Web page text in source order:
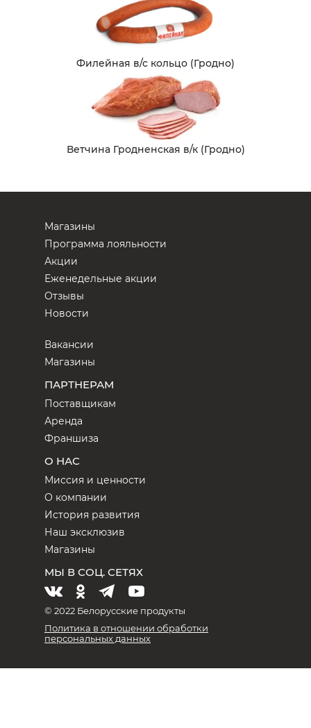
Филейная в/с кольцо (Гродно)
Ветчина Гродненская в/к (Гродно)
Магазины
Программа лояльности
Акции
Еженедельные акции
Отзывы
Новости
Вакансии
Магазины
ПАРТНЕРАМ
Поставщикам
Аренда
Франшиза
О НАС
Миссия и ценности
О компании
История развития
Наш эксклюзив
Магазины
МЫ В СОЦ. СЕТЯХ
© 2022 Белорусские продукты
Политика в отношении обработки
персональных данных